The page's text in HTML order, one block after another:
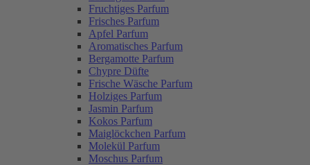
Fruchtiges Parfum
Frisches Parfum
Apfel Parfum
Aromatisches Parfum
Bergamotte Parfum
Chypre Düfte
Frische Wäsche Parfum
Holziges Parfum
Jasmin Parfum
Kokos Parfum
Maiglöckchen Parfum
Molekül Parfum
Moschus Parfum